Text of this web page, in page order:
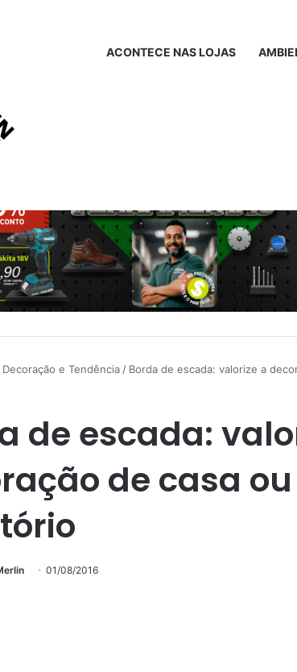
ACONTECE NAS LOJAS
Decoração e Tendência / Borda de escada: valorize a
de escada:
de casa
01/08/2016